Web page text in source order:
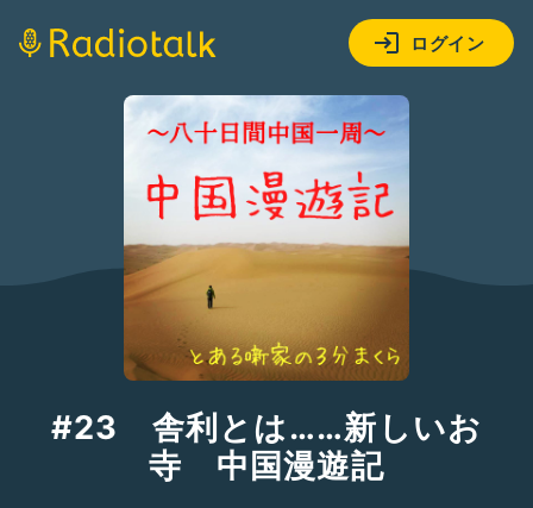
ログイン
#23 舎利とは……新しいお
寺 中国漫遊記